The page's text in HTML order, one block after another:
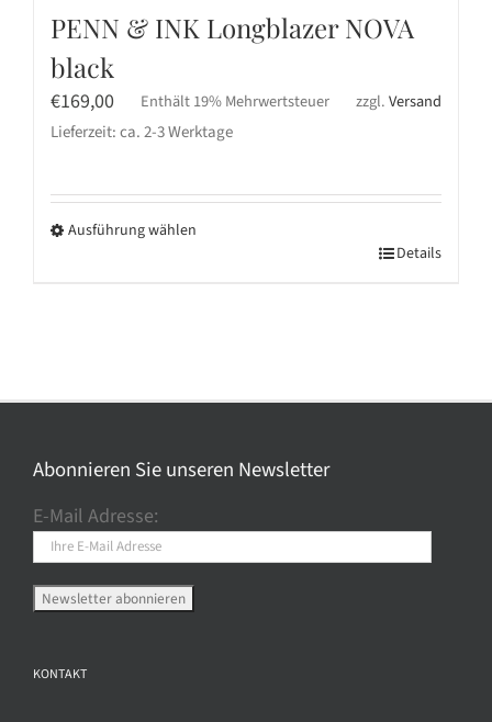
PENN & INK Longblazer NOVA
black
€169,00 Enthält 19% Mehrwertsteuer zzgl.Versand
Lieferzeit: ca. 2-3 Werktage
Ausführung wählen
auf.
Optionen
auf
der
Produktseite
gewählt
Details
Abonnieren Sie unseren Newsletter
E-Mail Adresse:
KONTAKT